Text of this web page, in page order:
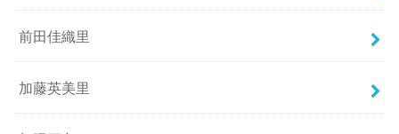
前田佳織里
加藤英美里